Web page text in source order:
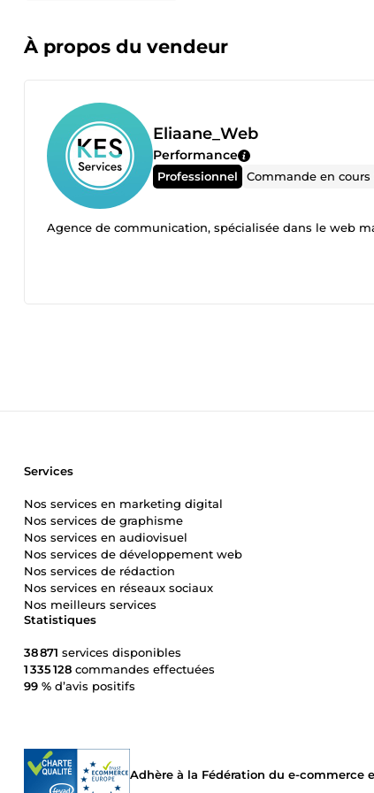
À propos du vendeur
Eliaane_Web
Performance
Professionnel Commande en cours
Statistiques
38 871 services disponibles
1 335 128 commandes effectuées
99 % d’avis positifs
Services
Nos services en marketing digital
Nos services de graphisme
Nos services en audiovisuel
Nos services de développement web
Nos services de rédaction
Nos services en réseaux sociaux
Nos meilleurs services
Adhère à la Fédération du e-commerce